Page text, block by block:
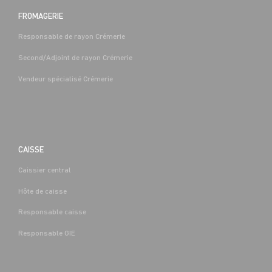
FROMAGERIE
Responsable de rayon Crémerie
Second/Adjoint de rayon Crémerie
Vendeur spécialisé Crémerie
CAISSE
Caissier central
Hôte de caisse
Responsable caisse
Responsable GIE